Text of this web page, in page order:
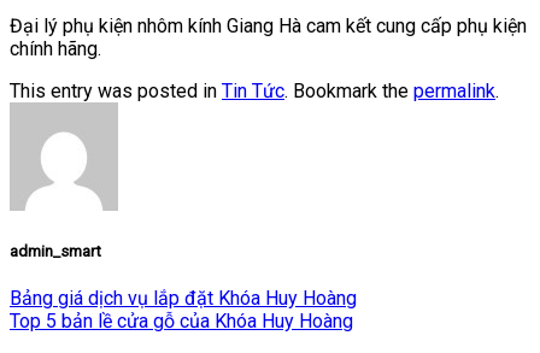
Đại lý phụ kiện nhôm kính Giang Hà cam kết cung cấp phụ kiện
chính hãng.
This entry was posted in Tin Tức. Bookmark the permalink.
admin_smart
Bảng giá dịch vụ lắp đặt Khóa Huy Hoàng
Top 5 bản lề cửa gỗ của Khóa Huy Hoàng